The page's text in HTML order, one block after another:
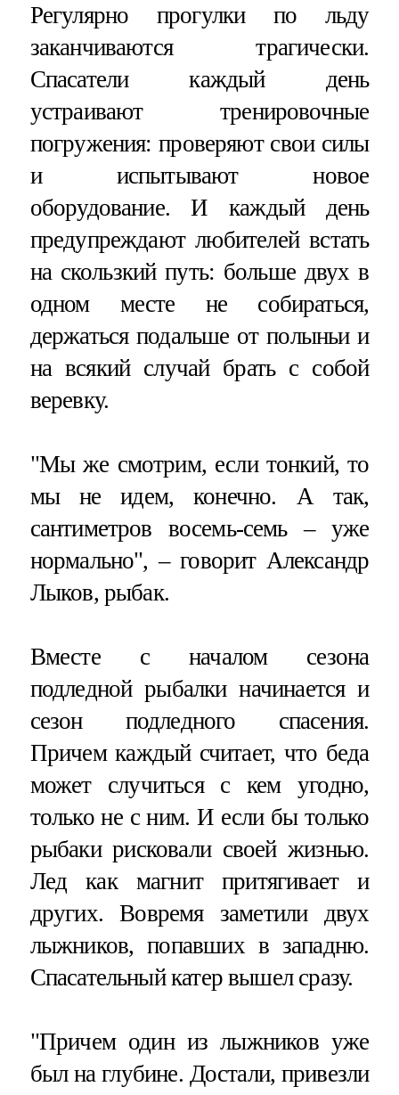
Регулярно прогулки по льду
заканчиваются трагически.
Спасатели каждый день
устраивают тренировочные
погружения: проверяют свои силы
и испытывают новое
оборудование. И каждый день
предупреждают любителей встать
на скользкий путь: больше двух в
одном месте не собираться,
держаться подальше от полыньи и
на всякий случай брать с собой
веревку.
"Мы же смотрим, если тонкий, то
мы не идем, конечно. А так,
сантиметров восемь-семь – уже
нормально", – говорит Александр
Лыков, рыбак.
Вместе с началом сезона
подледной рыбалки начинается и
сезон подледного спасения.
Причем каждый считает, что беда
может случиться с кем угодно,
только не с ним. И если бы только
рыбаки рисковали своей жизнью.
Лед как магнит притягивает и
других. Вовремя заметили двух
лыжников, попавших в западню.
Спасательный катер вышел сразу.
"Причем один из лыжников уже
был на глубине. Достали, привезли